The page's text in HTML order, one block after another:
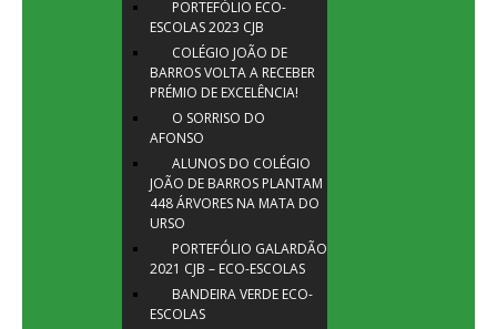
PORTEFÓLIO ECO-
ESCOLAS 2023 CJB
COLÉGIO JOÃO DE
BARROS VOLTA A RECEBER
PRÉMIO DE EXCELÊNCIA!
O SORRISO DO
AFONSO
ALUNOS DO COLÉGIO
JOÃO DE BARROS PLANTAM
448 ÁRVORES NA MATA DO
URSO
PORTEFÓLIO GALARDÃO
2021 CJB – ECO-ESCOLAS
BANDEIRA VERDE ECO-
ESCOLAS